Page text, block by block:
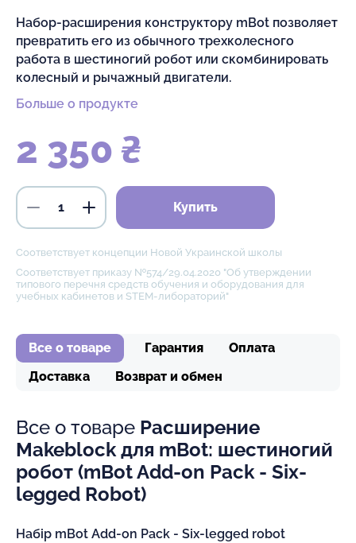
Набор-расширения конструктору mBot позволяет
превратить его из обычного трехколесного
работа в шестиногий робот или скомбинировать
колесный и рычажный двигатели.
Больше о продукте
2 350 ₴
Купить
Соответствует концепции Новой Украинской школы
Соответствует приказу №574/29.04.2020 "Об утверждении
типового перечня средств обучения и оборудования для
учебных кабинетов и STEM-либораторий"
Все о товаре Гарантия
Оплата
Доставка
Возврат и обмен
Все о товаре Расширение
Makeblock для mBot: шестиногий
робот (mBot Add-on Pack - Six-
legged Robot)
Набір mBot Add-on Pack - Six-legged robot